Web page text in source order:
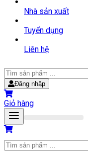
Nhà sản xuất
Tuyển dụng
Liên hệ
Đăng nhập
Giỏ hàng